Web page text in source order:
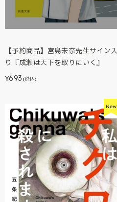
【予約商品】宮島未奈先生サイン入
り『成瀬は天下を取りにいく』
¥693 (税込)